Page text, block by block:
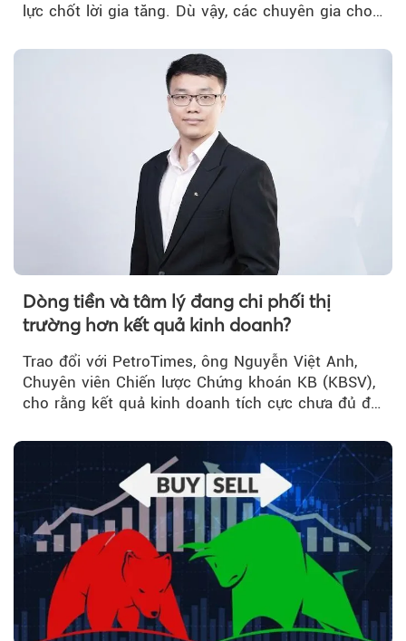
lực chốt lời gia tăng. Dù vậy, các chuyên gia cho
Dòng tiền và tâm lý đang chi phối thị
trường hơn kết quả kinh doanh?
Trao đổi với PetroTimes, ông Nguyễn Việt Anh,
Chuyên viên Chiến lược Chứng khoán KB (KBSV),
cho rằng kết quả kinh doanh tích cực chưa đủ để